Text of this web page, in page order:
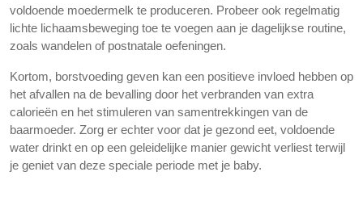
voldoende moedermelk te produceren. Probeer ook regelmatig
lichte lichaamsbeweging toe te voegen aan je dagelijkse routine,
zoals wandelen of postnatale oefeningen.
Kortom, borstvoeding geven kan een positieve invloed hebben op
het afvallen na de bevalling door het verbranden van extra
calorieën en het stimuleren van samentrekkingen van de
baarmoeder. Zorg er echter voor dat je gezond eet, voldoende
water drinkt en op een geleidelijke manier gewicht verliest terwijl
je geniet van deze speciale periode met je baby.